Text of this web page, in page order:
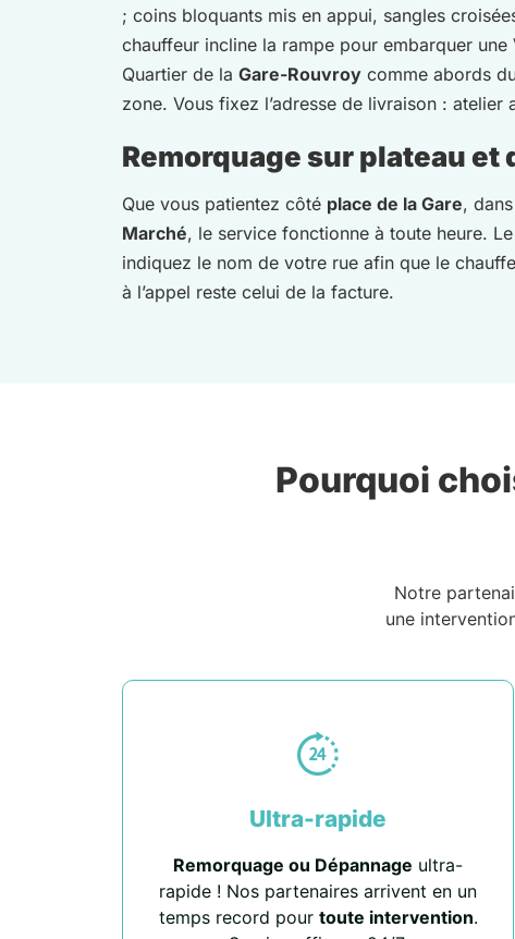
; coins bloquants mis en appui, sangles
chauffeur incline la rampe pour embarquer une
Quartier de la Gare-Rouvroy comme abords
zone. Vous fixez l’adresse de livraison :
Remorquage sur plateau et
Que vous patientez côté place de la Gare,
Marché, le service fonctionne à toute heure.
indiquez le nom de votre rue afin que le
à l’appel reste celui de la facture.
Pourquoi
Notre
une
Ultra-rapide
Remorquage ou Dépannage ultra-
rapide ! Nos partenaires arrivent en un
temps record pour toute intervention.